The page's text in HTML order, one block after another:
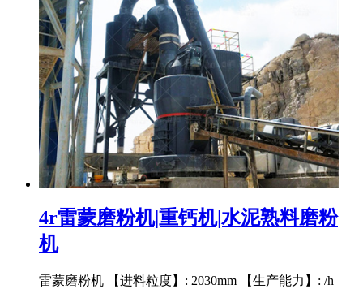
4r雷蒙磨粉机|重钙机|水泥熟料磨粉
机
雷蒙磨粉机 【进料粒度】: 2030mm 【生产能力】: /h